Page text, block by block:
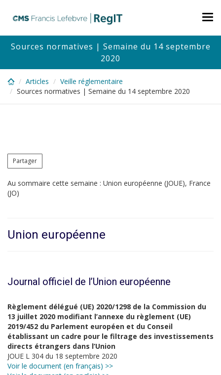
content
Sources normatives | Semaine du 14 septembre
2020
Articles
Veille réglementaire
Sources normatives | Semaine du 14 septembre 2020
Partager
Au sommaire cette semaine : Union européenne (JOUE), France
(JO)
Union européenne
Journal officiel de l’Union européenne
Règlement délégué (UE) 2020/1298 de la Commission du
13 juillet 2020 modifiant l’annexe du règlement (UE)
2019/452 du Parlement européen et du Conseil
établissant un cadre pour le filtrage des investissements
directs étrangers dans l’Union
JOUE L 304 du 18 septembre 2020
Voir le document (en français) >>